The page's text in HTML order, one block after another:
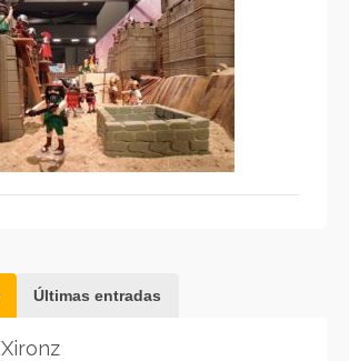
Últimas entradas
Xironz